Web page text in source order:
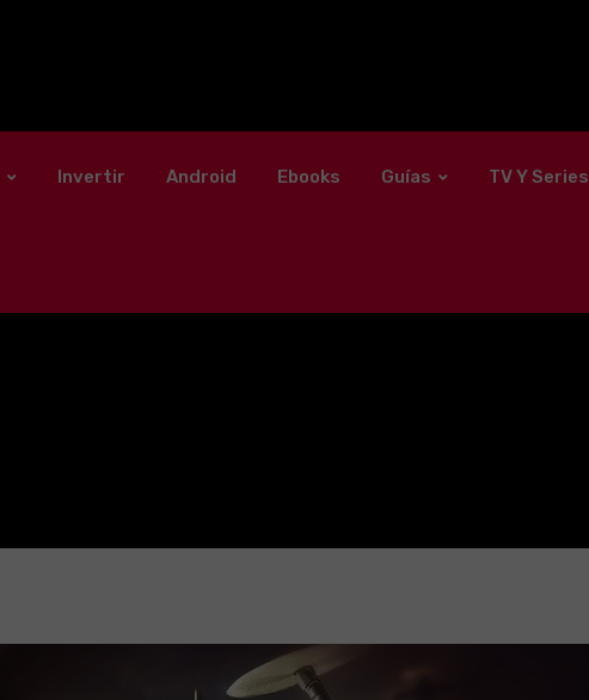
Invertir Android Ebooks Guías TV Y Series